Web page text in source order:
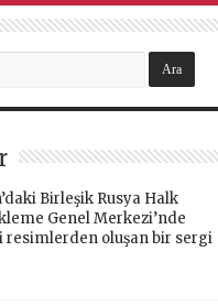
Birleşik Rusya Halk
Genel Merkezi’nde
resimlerden oluşan bir sergi